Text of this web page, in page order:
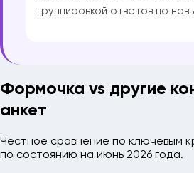
группировкой ответов по
Формочка vs другие
анкет
Честное сравнение по ключевым
по состоянию на июнь 2026 года.